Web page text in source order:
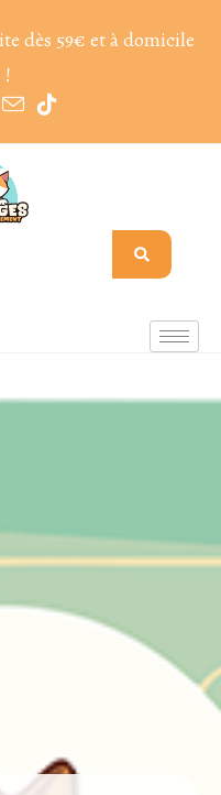
dès 59€ et à domicile
!